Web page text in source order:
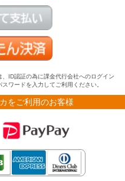
ID認証の為に課金代行会社へのログイン
ワードを入力してご利用ください。
をご利用のお客様